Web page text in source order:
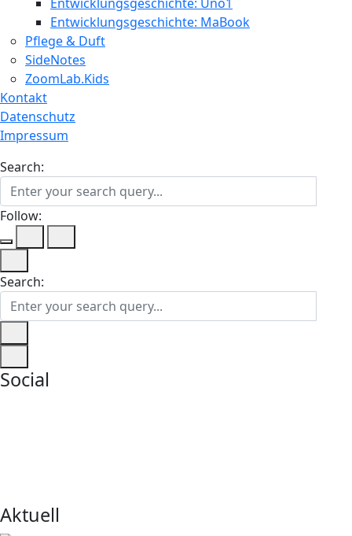
Entwicklungsgeschichte: MaBook
Pflege & Duft
SideNotes
ZoomLab.Kids
Kontakt
Datenschutz
Impressum
Search:
Follow:
Search:
Social
Aktuell